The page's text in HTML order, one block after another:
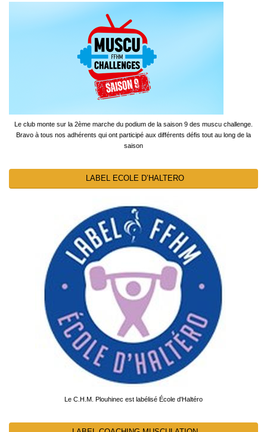
Le club monte sur la 2ème marche du podium de la saison 9 des muscu challenge.
Bravo à tous nos adhérents qui ont participé aux différents défis tout au long de la
saison
LABEL ECOLE D’HALTERO
Le C.H.M. Plouhinec est labélisé École d'Haltéro